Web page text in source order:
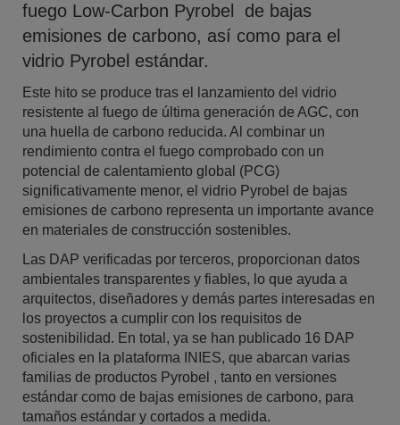
fuego Low-Carbon Pyrobel de bajas
emisiones de carbono, así como para el
vidrio Pyrobel estándar.
Este hito se produce tras el lanzamiento del vidrio
resistente al fuego de última generación de AGC, con
una huella de carbono reducida. Al combinar un
rendimiento contra el fuego comprobado con un
potencial de calentamiento global (PCG)
significativamente menor, el vidrio Pyrobel de bajas
emisiones de carbono representa un importante avance
en materiales de construcción sostenibles.
Las DAP verificadas por terceros, proporcionan datos
ambientales transparentes y fiables, lo que ayuda a
arquitectos, diseñadores y demás partes interesadas en
los proyectos a cumplir con los requisitos de
sostenibilidad. En total, ya se han publicado 16 DAP
oficiales en la plataforma INIES, que abarcan varias
familias de productos Pyrobel , tanto en versiones
estándar como de bajas emisiones de carbono, para
tamaños estándar y cortados a medida.